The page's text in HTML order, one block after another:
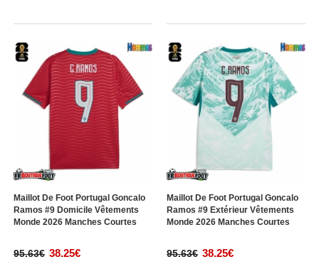
Maillot De Foot Portugal Goncalo
Ramos #9 Domicile Vêtements
Monde 2026 Manches Courtes
95.63€ 38.25€
Maillot De Foot Portugal Goncalo
Ramos #9 Extérieur Vêtements
Monde 2026 Manches Courtes
95.63€ 38.25€